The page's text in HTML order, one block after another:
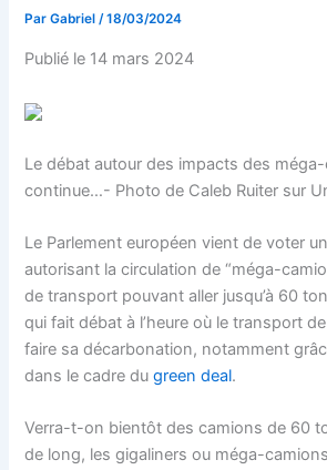
ParGabriel/18/03/2024
Publié le 14 mars 2024
Le débat autour des impacts des
continue…- Photo de Caleb Ruiter sur
Le Parlement européen vient de voter
autorisant la circulation de “méga-
de transport pouvant aller jusqu’à 60
qui fait débat à l’heure où le transport
faire sa décarbonation, notamment
dans le cadre dugreen deal.
Verra-t-on bientôt des camions de 60
de long, les gigaliners ou méga-